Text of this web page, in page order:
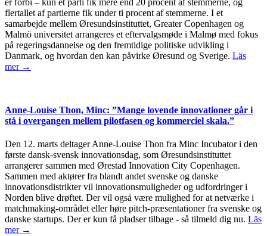
flertallet af partierne fik under ti procent af stemmerne. I et
samarbejde mellem Øresundsinstituttet, Greater Copenhagen og
Malmö universitet arrangeres et eftervalgsmøde i Malmø med fokus
på regeringsdannelse og den fremtidige politiske udvikling i
Danmark, og hvordan den kan påvirke Øresund og Sverige. Läs
mer →
Anne-Louise Thon, Minc: ”Mange lovende innovationer går i
stå i overgangen mellem pilotfasen og kommerciel skala.”
Den 12. marts deltager Anne-Louise Thon fra Minc Incubator i den
første dansk-svensk innovationsdag, som Øresundsinstituttet
arrangerer sammen med Ørestad Innovation City Copenhagen.
Sammen med aktører fra blandt andet svenske og danske
innovationsdistrikter vil innovationsmuligheder og udfordringer i
Norden blive drøftet. Der vil også være mulighed for at netværke i
matchmaking-området eller høre pitch-præsentationer fra svenske og
danske startups. Der er kun få pladser tilbage - så tilmeld dig nu. Läs
mer →